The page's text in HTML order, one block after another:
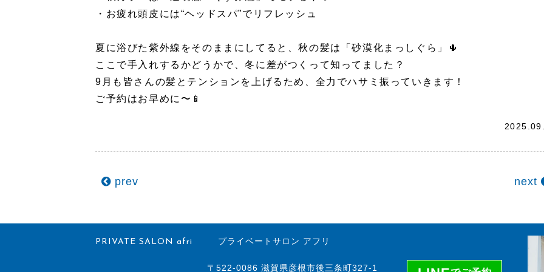
・お疲れ頭皮には“ヘッドスパ”でリフレッシュ
夏に浴びた紫外線をそのままにしてると、秋の髪は「砂漠化まっしぐら」🌵
ここで手入れするかどうかで、冬に差がつくって知ってました？
9月も皆さんの髪とテンションを上げるため、全力でハサミ振っていきます！
ご予約はお早めに〜📱
prev next
PRIVATE SALON afri プライベートサロン アフリ
〒522-0086 滋賀県彦根市後三条町327-1